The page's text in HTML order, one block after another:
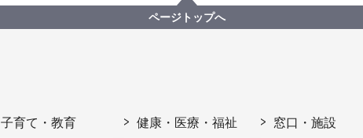
ページトップへ
子育て・教育 健康・医療・福祉 窓口・施設